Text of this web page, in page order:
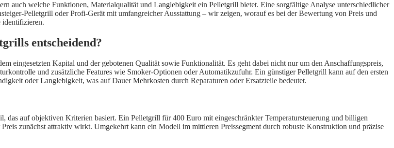
auch welche Funktionen, Materialqualität und Langlebigkeit ein Pelletgrill bietet. Eine sorgfältige Analyse unterschiedlicher
Pelletgrill oder Profi-Gerät mit umfangreicher Ausstattung – wir zeigen, worauf es bei der Bewertung von Preis und
identifizieren.
entscheidend?
eingesetzten Kapital und der gebotenen Qualität sowie Funktionalität. Es geht dabei nicht nur um den Anschaffungspreis,
und zusätzliche Features wie Smoker-Optionen oder Automatikzufuhr. Ein günstiger Pelletgrill kann auf den ersten
oder Langlebigkeit, was auf Dauer Mehrkosten durch Reparaturen oder Ersatzteile bedeutet.
das auf objektiven Kriterien basiert. Ein Pelletgrill für 400 Euro mit eingeschränkter Temperatursteuerung und billigen
zunächst attraktiv wirkt. Umgekehrt kann ein Modell im mittleren Preissegment durch robuste Konstruktion und präzise